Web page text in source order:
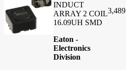
INDUCT
ARRAY 2 COIL
16.09UH SMD
Eaton -
Electronics
Division
3,489